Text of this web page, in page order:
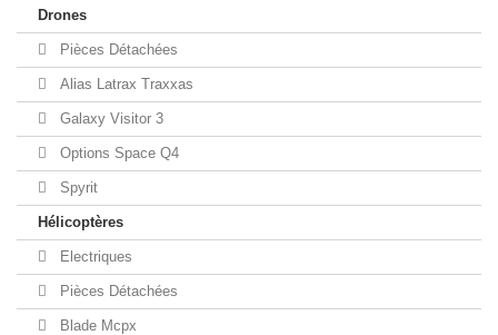
Drones
Pièces Détachées
Alias Latrax Traxxas
Galaxy Visitor 3
Options Space Q4
Spyrit
Hélicoptères
Electriques
Pièces Détachées
Blade Mcpx